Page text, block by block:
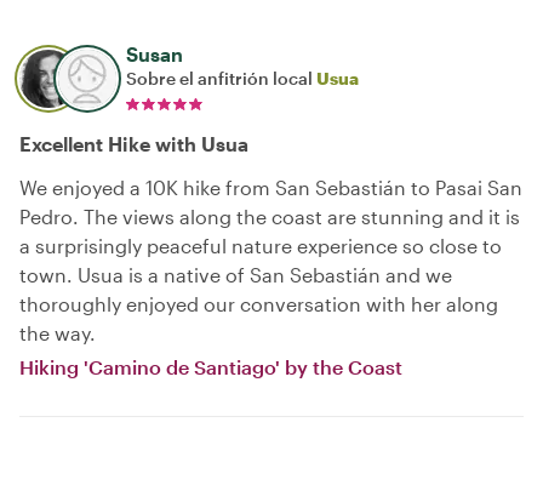
Susan
Sobre el anfitrión local Usua
Excellent Hike with Usua
We enjoyed a 10K hike from San Sebastián to Pasai San
Pedro. The views along the coast are stunning and it is
a surprisingly peaceful nature experience so close to
town. Usua is a native of San Sebastián and we
thoroughly enjoyed our conversation with her along
the way.
Hiking 'Camino de Santiago' by the Coast